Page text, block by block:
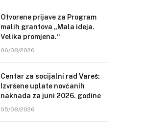
Otvorene prijave za Program
malih grantova „Mala ideja.
Velika promjena.“
06/08/2026
Centar za socijalni rad Vareš:
Izvršene uplate novčanih
naknada za juni 2026. godine
05/08/2026